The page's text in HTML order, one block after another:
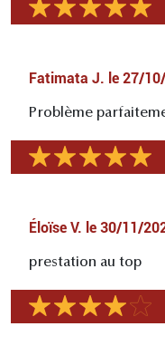
Fatimata J. le 27/
Problème
Éloïse V. le 30/11/
prestation au top